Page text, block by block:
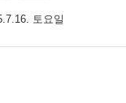
토요일